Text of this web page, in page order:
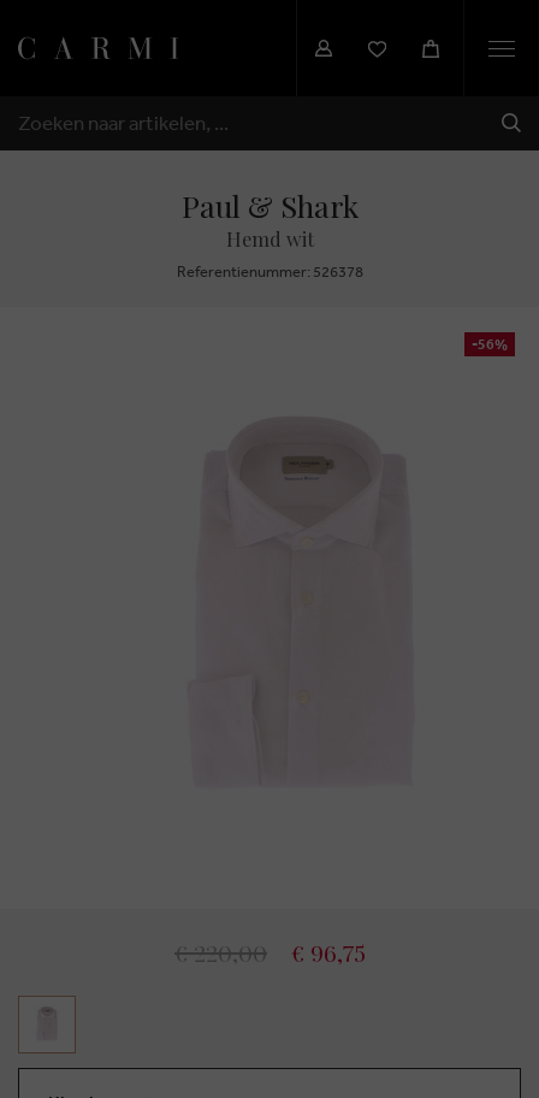
ZOEKEN
Paul & Shark
Hemd wit
Referentienummer: 526378
-56%
€ 220,00 € 96,75